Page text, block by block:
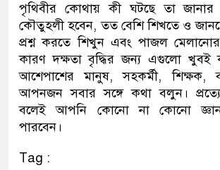
পৃথিবীর কোথায় কী ঘটছে তা
কৌতুহলী হবেন, তত বেশি শিখতে ও
প্রশ্ন করতে শিখুন এবং পাজল
কারণ দক্ষতা বৃদ্ধির জন্য এগুলো খুবই
আশেপাশের মানুষ, সহকর্মী, শিক্ষক,
আপনজন সবার সঙ্গে কথা বলুন।
বলেই আপনি কোনো না কোনো
পারবেন।
Tag :